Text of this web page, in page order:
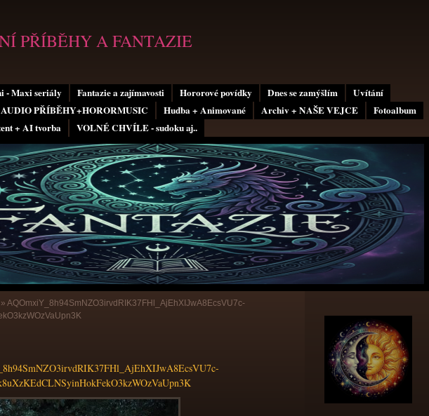
- Maxi seriály Fantazie a zajímavosti Hororové povídky Dnes se zamýšlím
Uvítání
AUDIO PŘÍBĚHY+HORORMUSIC
Hudba + Animované Archiv + NAŠE VEJCE
Fotoalbum
+ AI tvorba
VOLNÉ CHVÍLE - sudoku aj..
PŘÍBĚHY A FANTAZIE
AQOmxiY_8h94SmNZO3irvdRIK37FHl_AjEhXIJwA8EcsVU7c-